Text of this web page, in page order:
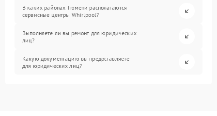
В каких районах Тюмени располагаются
сервисные центры Whirlpool?
Выполняете ли вы ремонт для юридических
лиц?
Какую документацию вы предоставляете
для юридических лиц?